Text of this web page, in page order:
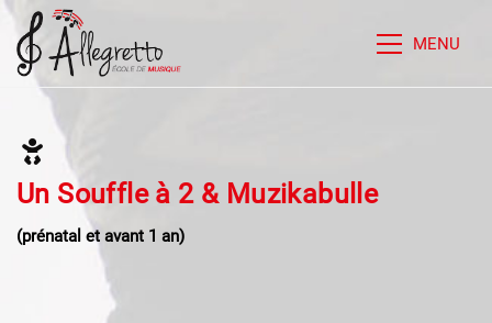
MENU
Un Souffle à 2 & Muzikabulle
(prénatal et avant 1 an)